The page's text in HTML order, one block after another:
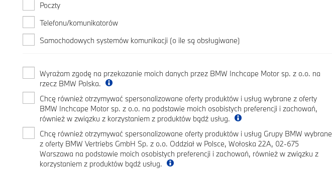
Poczty
Telefonu/komunikatorów
Samochodowych systemów komunikacji (o ile są obsługiwane)
Wyrażam zgodę na przekazanie moich danych przez BMW Inchcape Motor sp. z o.o. na
rzecz BMW Polska.
Chcę również otrzymywać spersonalizowane oferty produktów i usług wybrane z oferty
BMW Inchcape Motor sp. z o.o. na podstawie moich osobistych preferencji i zachowań,
również w związku z korzystaniem z produktów bądź usług.
Chcę również otrzymywać spersonalizowane oferty produktów i usług Grupy BMW wybrane
z oferty BMW Vertriebs GmbH Sp. z o.o. Oddział w Polsce, Wołoska 22A, 02-675
Warszawa na podstawie moich osobistych preferencji i zachowań, również w związku z
korzystaniem z produktów bądź usług.